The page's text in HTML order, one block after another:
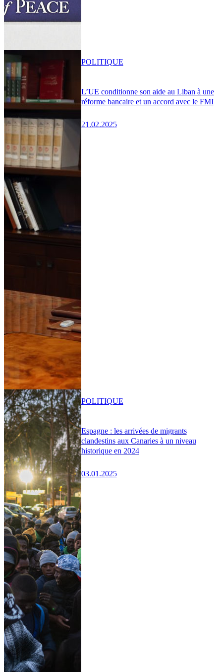
L’UE conditionne son aide au Liban à une
réforme bancaire et un accord avec le FMI
21.02.2025
POLITIQUE
Espagne : les arrivées de migrants
clandestins aux Canaries à un niveau
historique en 2024
03.01.2025
POLITIQUE